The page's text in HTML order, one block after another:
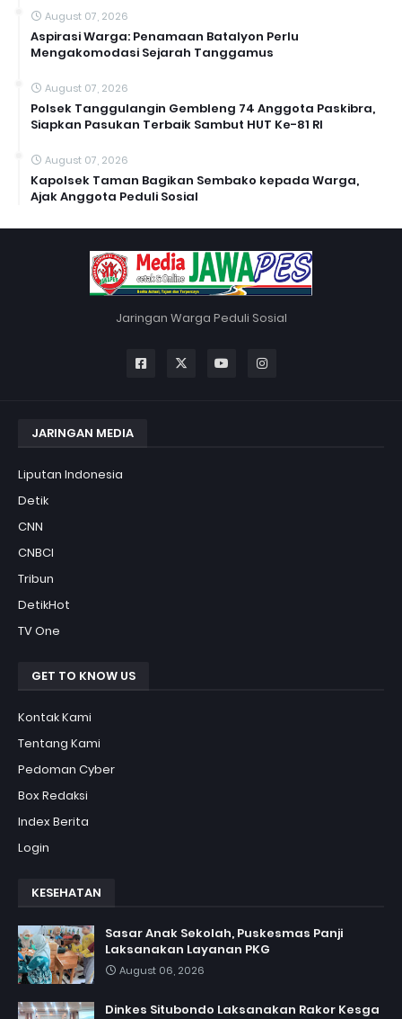
August 07, 2026
Aspirasi Warga: Penamaan Batalyon Perlu
Mengakomodasi Sejarah Tanggamus
August 07, 2026
Polsek Tanggulangin Gembleng 74 Anggota Paskibra,
Siapkan Pasukan Terbaik Sambut HUT Ke-81 RI
August 07, 2026
Kapolsek Taman Bagikan Sembako kepada Warga,
Ajak Anggota Peduli Sosial
Jaringan Warga Peduli Sosial
JARINGAN MEDIA
Liputan Indonesia
Detik
CNN
CNBCI
Tribun
DetikHot
TV One
GET TO KNOW US
Kontak Kami
Tentang Kami
Pedoman Cyber
Box Redaksi
Index Berita
Login
KESEHATAN
Sasar Anak Sekolah, Puskesmas Panji
Laksanakan Layanan PKG
August 06, 2026
Dinkes Situbondo Laksanakan Rakor Kesga